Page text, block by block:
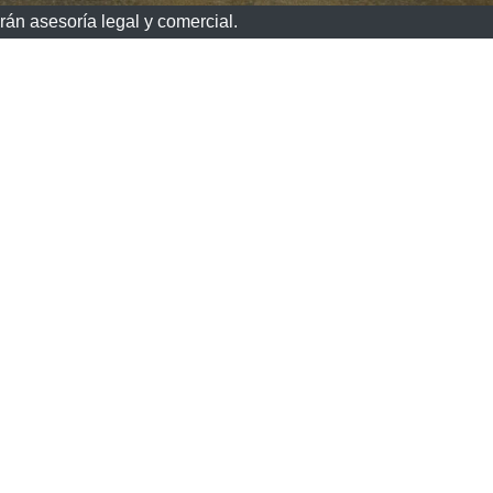
asesoría legal y comercial.